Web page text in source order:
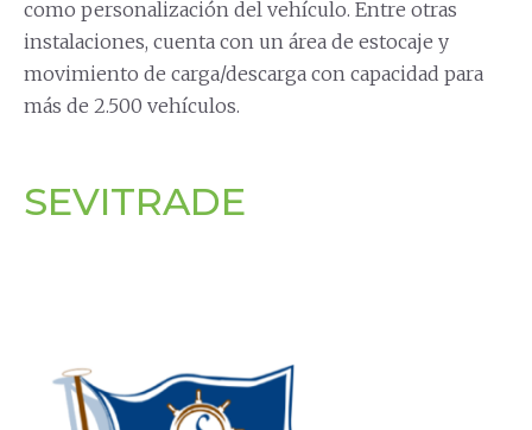
como personalización del vehículo. Entre otras
instalaciones, cuenta con un área de estocaje y
movimiento de carga/descarga con capacidad para
más de 2.500 vehículos.
SEVITRADE